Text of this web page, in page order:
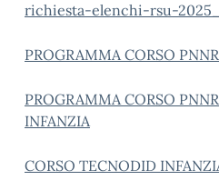
richiesta-elenchi-rsu-
PROGRAMMA CORSO
PROGRAMMA CORSO
INFANZIA
CORSO TECNODID